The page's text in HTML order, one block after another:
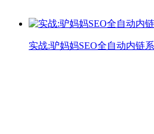
实战:驴妈妈SEO全自动内链